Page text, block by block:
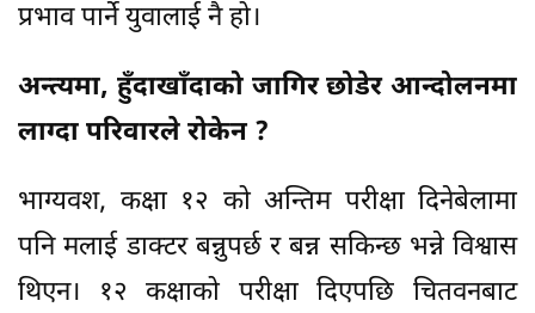
प्रभाव पार्ने युवालाई नै हो।
अन्त्यमा, हुँदाखाँदाको जागिर छोडेर आन्दोलनमा
लाग्दा परिवारले रोकेन ?
भाग्यवश, कक्षा १२ को अन्तिम परीक्षा दिनेबेलामा
पनि मलाई डाक्टर बन्नुपर्छ र बन्न सकिन्छ भन्ने विश्वास
थिएन। १२ कक्षाको परीक्षा दिएपछि चितवनबाट